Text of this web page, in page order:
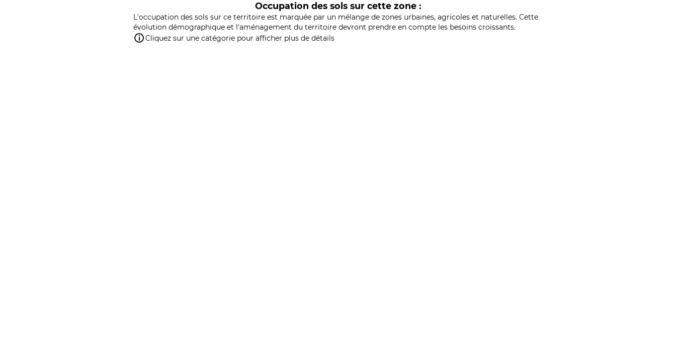
Occupation des sols sur cette zone :
L'occupation des sols sur ce territoire est marquée par un mélange de zones urbaines, agricoles et naturelles. Cette
évolution démographique et l'aménagement du territoire devront prendre en compte les besoins croissants.
Cliquez sur une catégorie pour afficher plus de détails